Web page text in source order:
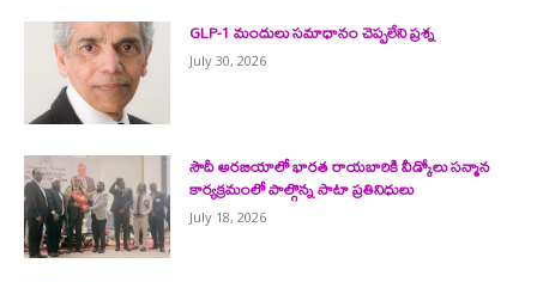
GLP-1 మందులు సమాధానం చెప్పలేని ప్రశ్న
July 30, 2026
సౌదీ అరబియాలో భారత రాయబారికి వీడ్కోలు సన్మాన
కార్యక్రమంలో పాల్గొన్న సాటా ప్రతినిధులు
July 18, 2026